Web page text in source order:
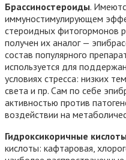
Брассиностероиды.
иммуностимулирующем
стероидных фитогормонов
получен их аналог —
состав популярного
используется для
условиях стресса: низких
света и пр. Сам по себе
активностью против
воздействии на
Гидроксикоричные
кислоты: кафтаровая,